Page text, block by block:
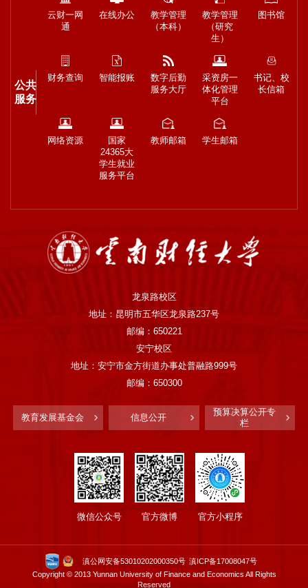
公共
服务
云财一网
通
在线办公
教学管理
（本科）
教学管理
（研究
生）
图书馆
财务查询 智能报账
数字后勤
服务大厅
采资房一
体化管理
平台
书记、校
长信箱
网络资源
国家
24365大
学生就业
服务平台
教师邮箱 学生邮箱
龙泉路校区
地址：昆明市五华区龙泉路237号
邮编：650221
安宁校区
地址：安宁市金方街道办事处普融路999号
邮编：650300
教育发展基金会 信息公开
预算决算公开专
栏
微信公众号 官方微博 官方小程序
滇公网安备53010202000350号 滇ICP备17008047号
Copyright © 2013 Yunnan University of Finance and Economics All Rights
Reserved